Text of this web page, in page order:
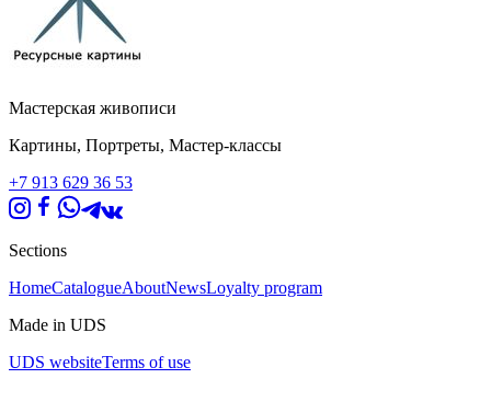
Мастерская живописи
Картины, Портреты, Мастер-классы
+7 913 629 36 53
Sections
HomeCatalogueAboutNewsLoyalty program
Made in UDS
UDS websiteTerms of use